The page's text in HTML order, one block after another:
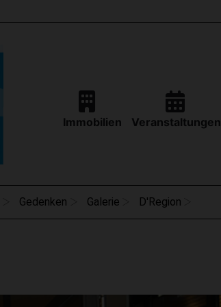
Immobilien Veranstaltungen
Gedenken Galerie D'Region